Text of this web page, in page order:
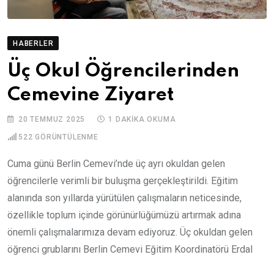
HABERLER
Üç Okul Öğrencilerinden
Cemevine Ziyaret
20 TEMMUZ 2025 1 DAKIKA OKUMA
522 GÖRÜNTÜLENME
Cuma günü Berlin Cemevi’nde üç ayrı okuldan gelen
öğrencilerle verimli bir buluşma gerçekleştirildi. Eğitim
alanında son yıllarda yürütülen çalışmaların neticesinde,
özellikle toplum içinde görünürlüğümüzü artırmak adına
önemli çalışmalarımıza devam ediyoruz. Üç okuldan gelen
öğrenci grublarını Berlin Cemevi Eğitim Koordinatörü Erdal